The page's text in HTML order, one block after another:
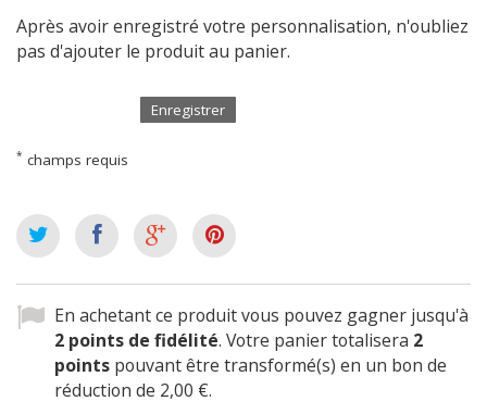
Après avoir enregistré votre personnalisation, n'oubliez
pas d'ajouter le produit au panier.
Enregistrer
* champs requis
En achetant ce produit vous pouvez gagner jusqu'à
2 points de fidélité. Votre panier totalisera 2
points pouvant être transformé(s) en un bon de
réduction de 2,00 €.